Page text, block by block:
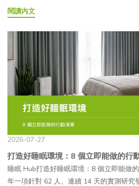
分標示。孕婦、哺乳期女性、慢性疾病患者
取代藥品或醫療行為。若有身體不適或特
業醫療協助。 PDRN 有哪些類型？喝的、
應用形式相當多元，從需要由專業醫師操
消費者可使用的精華液、面膜與口服保健
用方式、產品定位與使用門檻也不相同：
註注射製劑（水光針）醫美診所、皮膚科
為，實際可使用的產品與適應範圍應以主
外用精華液／安瓶日常保養一般消費者可
滲透情形，會因配方及劑型設計而異面膜
消費者可使用常搭配玻尿酸、膠原蛋白等成
營養補充一般消費者可食用近年臺灣市場
有喝的 PDRN 嗎？吃的 PDRN 又是什麼？
式。以下整理基本差異，實際接受療程或使
來源與合法性，並依醫師或專業人員建議
（注射 PN）外泌體（注射 Exosome）膠
主成分PN（聚核苷酸），源自鮭魚 DNA
白質、mRNA 等膠原蛋白胜肽（魚膠原等
射（真皮／皮下層）醫師注射（真皮／靜
充是否需醫師是，屬醫療行為是，屬醫療
考NT$8,000～20,000+／次NT$15,000～
3,000+／月侵入性中等（真皮注射）中等
受注射醫療程序的族群預算較高、對再生
接受侵入性療程的族群 麗珠蘭有副作用嗎
蘭屬於侵入性注射療程，施作後可能出現局
等暫時性反應。每個人的膚況、施打部位
況仍應依醫師評估與術後觀察為準。— 常
Food Chemistry》的研究（Shigemura et
解膠原蛋白後，可在血液中偵測到 Pro-Hyp
等特定膠原蛋白胜肽，支持部分膠原蛋白
念。 三胜肽膠原蛋白是什麼？二胜肽 vs
肽膠原蛋白（Collagen Tripeptide，CTP
膠原蛋白水解片段，代表序列為 Gly-Pro-
羥脯胺酸）。這三個胺基酸正是天然膠原
要重複單元，因此受到許多研究關注。膠
Gly-X-Y- 為重複單元，其中 X 通常為脯胺
脯胺酸（Hyp）。而 Gly-Pro-Hyp 則是最
由日本研究團隊率先自魚膠原蛋白水解物
性研究。— Gly-Pro-Hyp 三胜肽基本資料●
脯胺酸（Pro）＋ 羥脯胺酸（Hyp）●分子
（Da），屬超小分子●主要來源：魚皮膠
魚、鮭魚、吳郭魚等）●吸收特性：研究
手機為什麼會讓人更難入睡？手機、電腦這
發現，晚上暴露在藍光下的人，總睡眠時
線下的人短。Q6長期睡不好，對身體會有
會讓免疫系統的調節功能受影響，身體容易
的發炎狀態，也可能讓人比較容易生病、
偶爾一次沒睡好就會生病，值得留意的是
Q7壓力大睡不著，該先處理壓力還是先處
先後。研究顯示壓力和睡眠是雙向影響的
調節系統。從睡眠這一端先做調整，同樣
等壓力完全解決才開始處理睡眠。Q8臥室
音、二氧化碳濃度都會以劑量依賴的方式影
的影響幅度又特別明顯，夜間噪音建議壓
日晚睡晚起，補眠有用嗎？補眠對偶爾一
清楚，再說明我們如何把它放進日常補充的
建議諮詢專業醫師。文章目錄01番紅花是
究睡眠02研究文獻怎麼說：三個隨機對照
品，中間的距離在哪裡04躺好眠數羊膠囊
選擇之一05誰適合、誰需要多留意06常見
眠週期、生理時鐘、壓力循環和環境調整
活調整下手。走到這一步，很多人會問：
以作為日常的輔助？這篇想客觀地把番紅
紅花是什麼？為什麼會被拿來研究睡眠番
鳶尾科植物的花柱頭，長年作為香料使用
相關研究的熱門對象。研究關注的主要活性
（crocin）與番紅花醛（safranal），這兩
節、放鬆感受有關，因此研究者開始探討
閱讀內文
2026-07-27
打造好睡眠環境：8 個立即能做的行
睡眠 Hub打造好睡眠環境：8 個立即能做
年一項針對 62 人、連續 14 天的實測研究